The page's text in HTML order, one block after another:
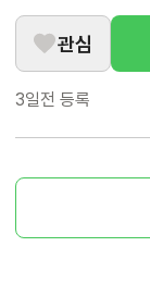
관심
3일전 등록